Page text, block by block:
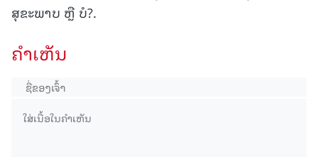
ສຸຂະພາບ ຫຼື ບໍ?.
ຄໍາເຫັນ